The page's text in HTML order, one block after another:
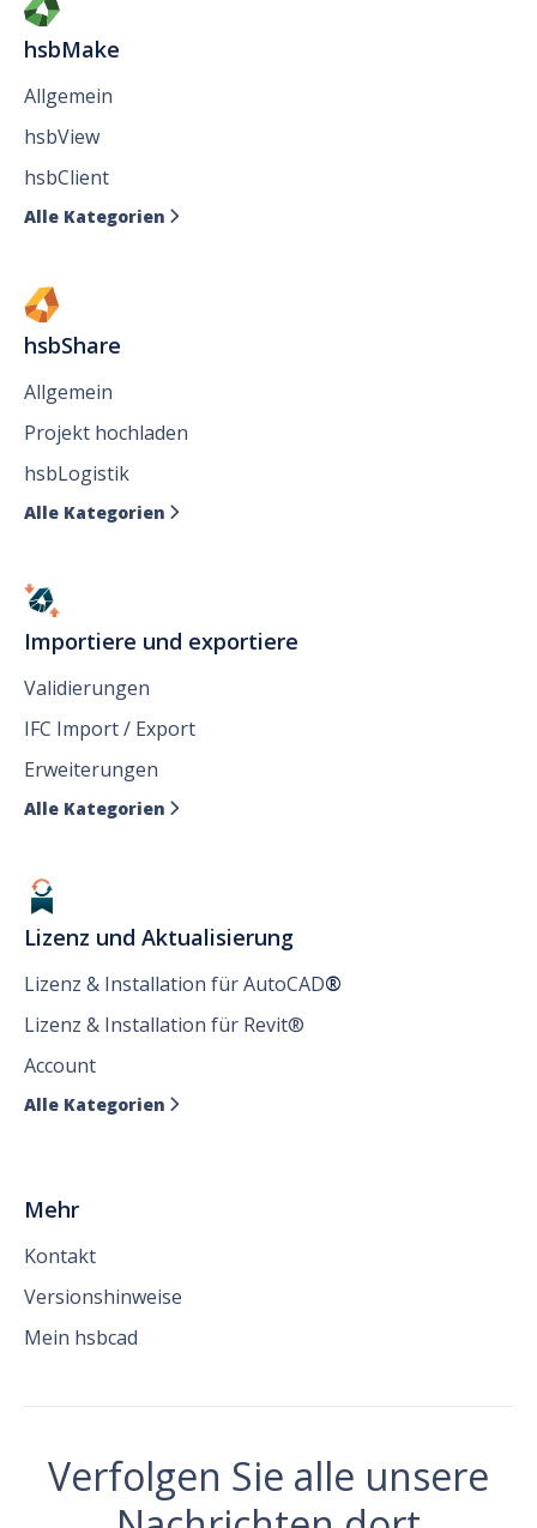
hsbMake
Allgemein
hsbView
hsbClient
Alle Kategorien 
hsbShare
Allgemein
Projekt hochladen
hsbLogistik
Alle Kategorien 
Importiere und exportiere
Validierungen
IFC Import / Export
Erweiterungen
Alle Kategorien 
Lizenz und Aktualisierung
Lizenz & Installation für AutoCAD®
Lizenz & Installation für Revit®
Account
Alle Kategorien 
Mehr
Kontakt
Versionshinweise
Mein hsbcad
Verfolgen Sie alle unsere